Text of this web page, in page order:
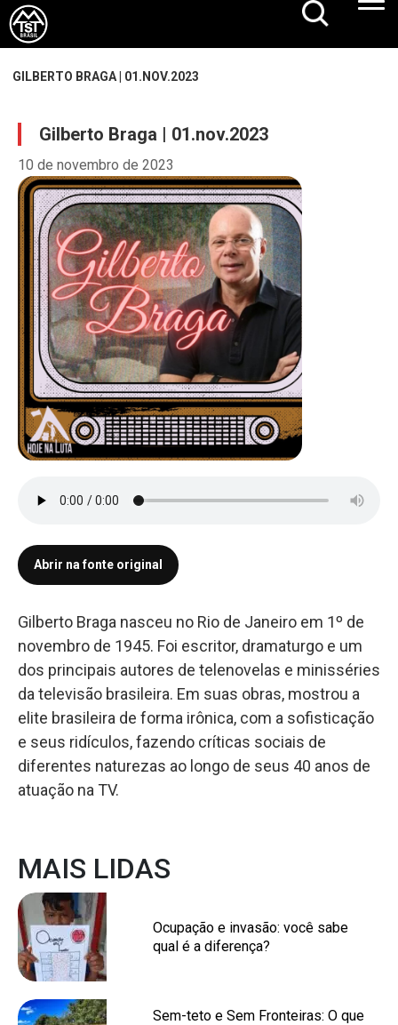
GILBERTO BRAGA | 01.NOV.2023
Gilberto Braga | 01.nov.2023
10 de novembro de 2023
Abrir na fonte original
Gilberto Braga nasceu no Rio de Janeiro em 1º de
novembro de 1945. Foi escritor, dramaturgo e um
dos principais autores de telenovelas e minisséries
da televisão brasileira. Em suas obras, mostrou a
elite brasileira de forma irônica, com a sofisticação
e seus ridículos, fazendo críticas sociais de
diferentes naturezas ao longo de seus 40 anos de
atuação na TV.
MAIS LIDAS
Ocupação e invasão: você sabe
qual é a diferença?
Sem-teto e Sem Fronteiras: O que